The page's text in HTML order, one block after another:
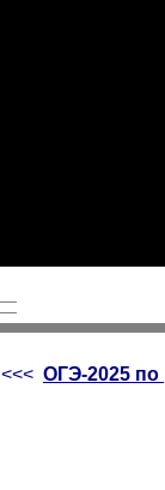
<<< ОГЭ-2025 по